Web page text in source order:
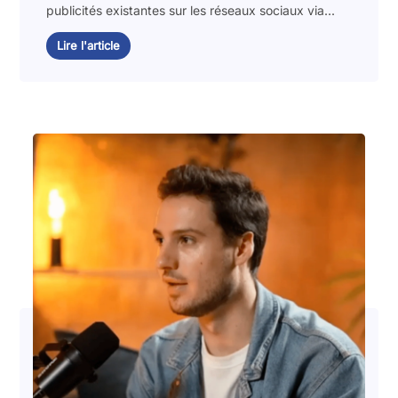
publicités existantes sur les réseaux sociaux via...
Lire l'article